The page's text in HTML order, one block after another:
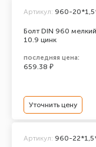
Болт DIN 960
10.9 цинк
Артикул: 960-
последняя цена:
659.38 ₽
Уточнить цену
Артикул: 960-